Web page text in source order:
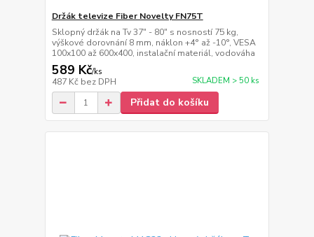
Držák televize Fiber Novelty FN75T
Sklopný držák na Tv 37" - 80" s nosností 75 kg,
výškové dorovnání 8 mm, náklon +4° až -10°, VESA
100x100 až 600x400, instalační materiál, vodováha
589 Kč/ks
487 Kč bez DPH SKLADEM > 50 ks
Přidat do košíku